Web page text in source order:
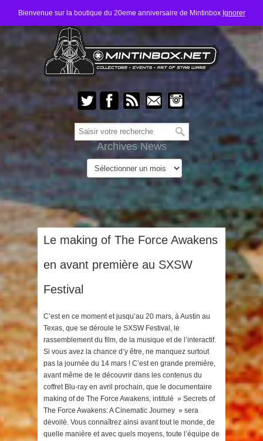
Bienvenue sur la boutique du 20eme anniversaire de Mintinbox Ignorer
Archives News
Le making of The Force Awakens
en avant première au SXSW
Festival
C’est en ce moment et jusqu’au 20 mars, à Austin au
Texas, que se déroule le SXSW Festival, le
rassemblement du film, de la musique et de l’interactif.
Si vous avez la chance d’y être, ne manquez surtout
pas la journée du 14 mars ! C’est en grande première,
avant même de le découvrir dans les contenus du
coffret Blu-ray en avril prochain, que le documentaire
making of de The Force Awakens, intitulé » Secrets of
The Force Awakens: A Cinematic Journey » sera
dévoilé. Vous connaîtrez ainsi avant tout le monde, de
quelle manière et avec quels moyens, toute l’équipe de